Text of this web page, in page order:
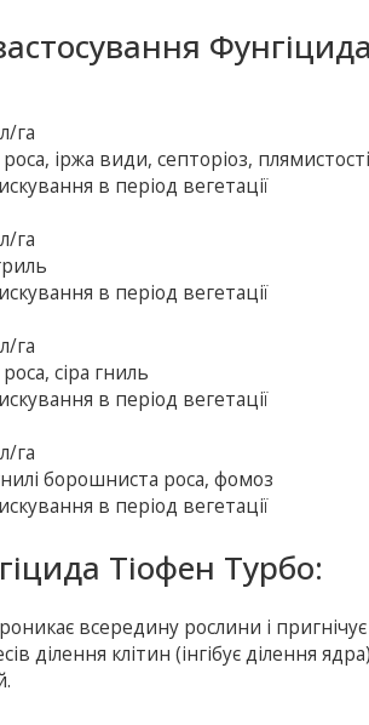
га
іржа види, септоріоз, плямистості
в період вегетації
га
в період вегетації
га
сіра гниль
в період вегетації
га
борошниста роса, фомоз
в період вегетації
Тіофен Турбо:
всередину рослини і
ділення клітин (інгібує ділення